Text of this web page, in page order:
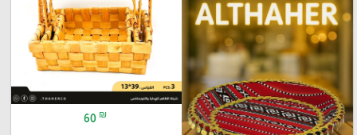
60 ₪